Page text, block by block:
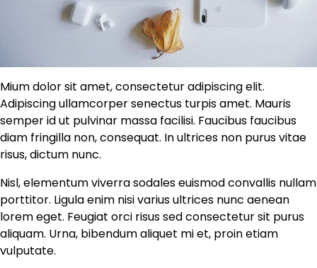
Mium dolor sit amet, consectetur adipiscing elit.
Adipiscing ullamcorper senectus turpis amet. Mauris
semper id ut pulvinar massa facilisi. Faucibus faucibus
diam fringilla non, consequat. In ultrices non purus vitae
risus, dictum nunc.
Nisl, elementum viverra sodales euismod convallis nullam
porttitor. Ligula enim nisi varius ultrices nunc aenean
lorem eget. Feugiat orci risus sed consectetur sit purus
aliquam. Urna, bibendum aliquet mi et, proin etiam
vulputate.